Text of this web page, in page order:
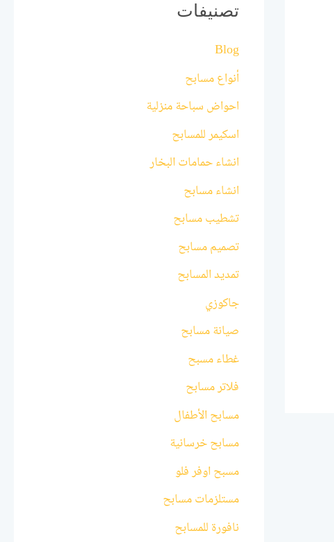
تصنيفات
Blog
أنواع مسابح
احواض سباحة منزلية
اسكيمر للمسابح
انشاء حمامات البخار
انشاء مسابح
تشطيب مسابح
تصميم مسابح
تمديد المسابح
جاكوزي
صيانة مسابح
غطاء مسبح
فلاتر مسابح
مسابح الأطفال
مسابح خرسانية
مسبح اوفر فلو
مستلزمات مسابح
نافورة للمسابح